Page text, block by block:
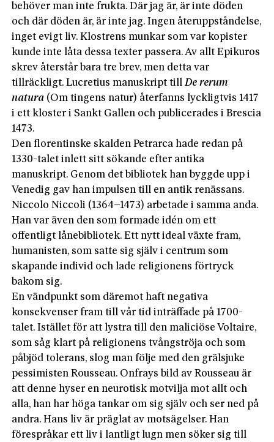
behöver man inte frukta. Där jag är, är inte döden
och där döden är, är inte jag. Ingen återuppståndelse,
inget evigt liv. Klostrens munkar som var kopister
kunde inte låta dessa texter passera. Av allt Epikuros
skrev återstår bara tre brev, men detta var
tillräckligt. Lucretius manuskript tillDe rerum
natura (Om tingens natur) återfanns lyckligtvis 1417
i ett kloster i Sankt Gallen och publicerades i Brescia
1473.
Den florentinske skalden Petrarca hade redan på
1330-talet inlett sitt sökande efter antika
manuskript. Genom det bibliotek han byggde upp i
Venedig gav han impulsen till en antik renässans.
Niccolo Niccoli (1364–1473) arbetade i samma anda.
Han var även den som formade idén om ett
offentligt lånebibliotek. Ett nytt ideal växte fram,
humanisten, som satte sig själv i centrum som
skapande individ och lade religionens förtryck
bakom sig.
En vändpunkt som däremot haft negativa
konsekvenser fram till vår tid inträffade på 1700-
talet. Istället för att lystra till den maliciöse Voltaire,
som såg klart på religionens tvångströja och som
påbjöd tolerans, slog man följe med den grälsjuke
pessimisten Rousseau. Onfrays bild av Rousseau är
att denne hyser en neurotisk motvilja mot allt och
alla, han har höga tankar om sig själv och ser ned på
andra. Hans liv är präglat av motsägelser. Han
förespråkar ett liv i lantligt lugn men söker sig till